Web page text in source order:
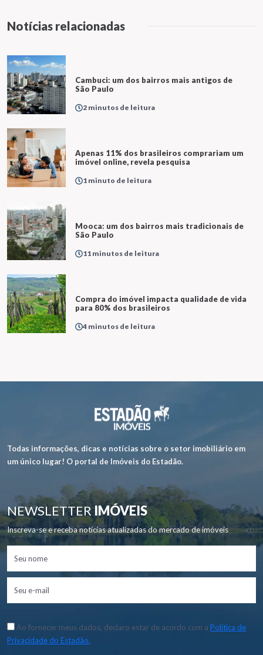
Notícias relacionadas
Cambuci: um dos bairros mais antigos de
São Paulo
2 minutos de leitura
Apenas 11% dos brasileiros comprariam um
imóvel online, revela pesquisa
1 minuto de leitura
Mooca: um dos bairros mais tradicionais de
São Paulo
11 minutos de leitura
Compra do imóvel impacta qualidade de vida
para 80% dos brasileiros
4 minutos de leitura
Todas informações, dicas e notícias sobre o setor imobiliário em
um único lugar! O portal de Imóveis do Estadão.
NEWSLETTERIMÓVEIS
Inscreva-se e receba notícias atualizadas do mercado de imóveis
Ao fornecer meus dados, declaro estar de acordo com a Política de
Privacidade do Estadão.